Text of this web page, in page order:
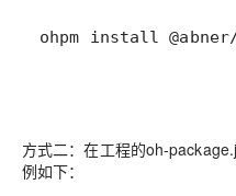
ohpm install @abner
方式二：在工程的oh-
例如下：